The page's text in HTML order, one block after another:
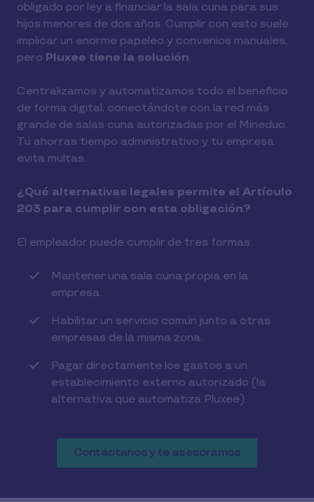
obligado por ley a financiar la sala cuna para sus
hijos menores de dos años. Cumplir con esto suele
implicar un enorme papeleo y convenios manuales,
pero Pluxee tiene la solución.
Centralizamos y automatizamos todo el beneficio
de forma digital, conectándote con la red más
grande de salas cuna autorizadas por el Mineduc.
Tú ahorras tiempo administrativo y tu empresa
evita multas.
¿Qué alternativas legales permite el Artículo
203 para cumplir con esta obligación?
El empleador puede cumplir de tres formas:
Mantener una sala cuna propia en la
empresa.
Habilitar un servicio común junto a otras
empresas de la misma zona.
Pagar directamente los gastos a un
establecimiento externo autorizado (la
alternativa que automatiza Pluxee).
Contáctanos y te asesoramos